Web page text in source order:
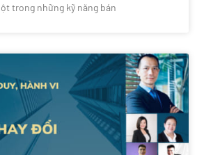
trong những kỹ năng bán